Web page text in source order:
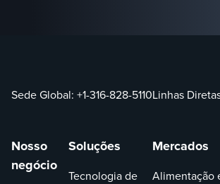
Sede Global: +1-316-828-5110Linhas
Nosso
negócio
Soluções
Tecnologia de
Mercados
Alimentação